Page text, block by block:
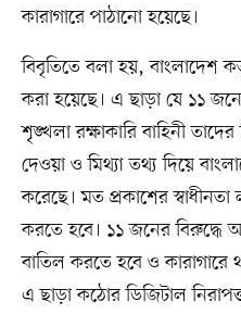
কারাগারে পাঠানো হয়েছে।
বিবৃতিতে বলা হয়, বাংলাদেশ
করা হয়েছে। এ ছাড়া যে ১১
শৃঙ্খলা রক্ষাকারি বাহিনী
দেওয়া ও মিথ্যা তথ্য দিয়ে
করেছে। মত প্রকাশের
করতে হবে। ১১ জনের বিরুদ্ধে
বাতিল করতে হবে ও কারাগারে
এ ছাড়া কঠোর ডিজিটাল